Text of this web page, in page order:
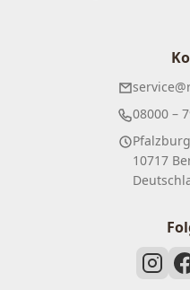
08000 –
10717